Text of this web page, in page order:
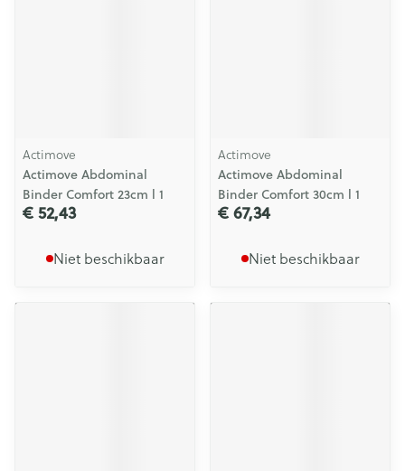
Actimove
Actimove Abdominal
Binder Comfort 23cm l 1
€ 52,43
Niet beschikbaar
Actimove
Actimove Abdominal
Binder Comfort 30cm l 1
€ 67,34
Niet beschikbaar